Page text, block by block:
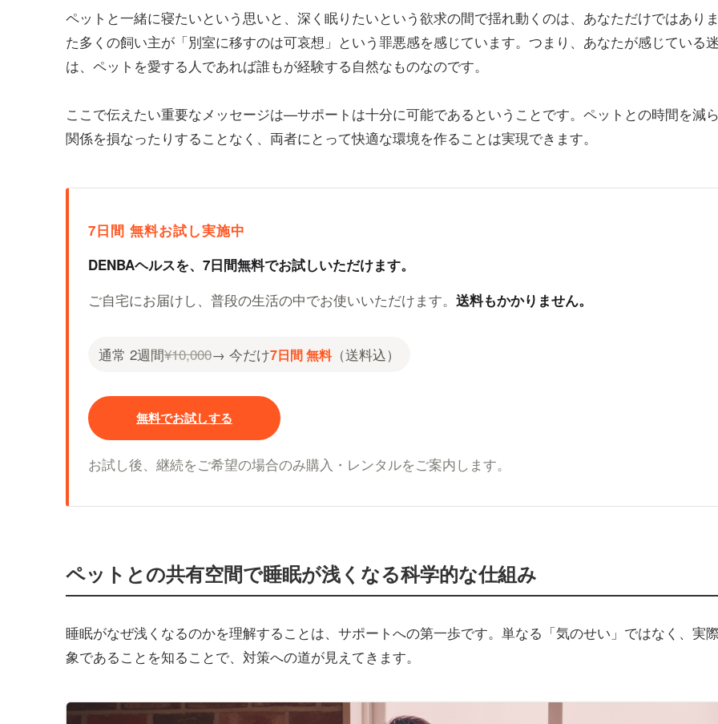
ペットと一緒に寝たいという思いと、深く眠りたいという欲求の間で揺れ動くのは、あなただけではあり
た多くの飼い主が「別室に移すのは可哀想」という罪悪感を感じています。つまり、あなたが感じている
は、ペットを愛する人であれば誰もが経験する自然なものなのです。
ここで伝えたい重要なメッセージは—サポートは十分に可能であるということです。ペットとの時間を減ら
関係を損なったりすることなく、両者にとって快適な環境を作ることは実現できます。
7日間 無料お試し実施中
DENBAヘルスを、7日間無料でお試しいただけます。
ご自宅にお届けし、普段の生活の中でお使いいただけます。 送料もかかりません。
通常 2週間¥10,000→ 今だけ7日間 無料（送料込）
無料でお試しする
お試し後、継続をご希望の場合のみ購入・レンタルをご案内します。
ペットとの共有空間で睡眠が浅くなる科学的な仕組み
睡眠がなぜ浅くなるのかを理解することは、サポートへの第一歩です。単なる「気のせい」ではなく、実
象であることを知ることで、対策への道が見えてきます。